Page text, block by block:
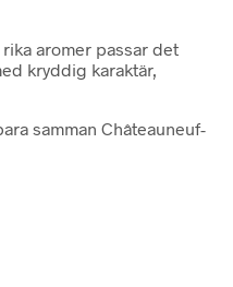
aromer passar det
kryddig karaktär,
samman Châteauneuf-